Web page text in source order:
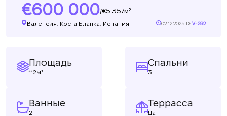
600 000/ 5 357м²
Валенсия, Коста Бланка, Испания 02.12.2025ID: V-292
Площадь
112м²
Спальни
3
Ванные
2
Террасса
Да